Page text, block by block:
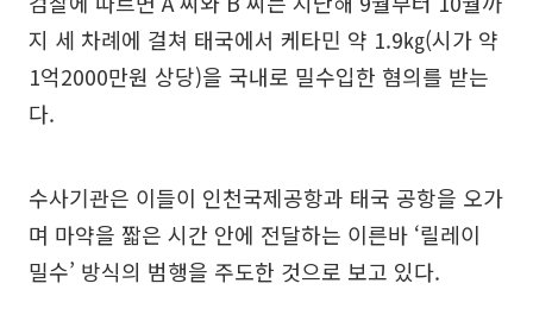
지 세 차례에 걸쳐 태국에서 케타민 약 1.9㎏(시가 약
1억2000만원 상당)을 국내로 밀수입한 혐의를 받는
다.
수사기관은 이들이 인천국제공항과 태국 공항을 오가
며 마약을 짧은 시간 안에 전달하는 이른바 ‘릴레이
밀수’ 방식의 범행을 주도한 것으로 보고 있다.